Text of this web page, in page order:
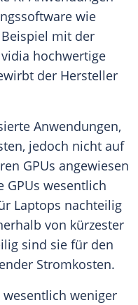
wie
mit der
hochwertige
der Hersteller
Anwendungen,
jedoch nicht auf
GPUs angewiesen
GPUs wesentlich
Laptops nachteilig
von kürzester
sind sie für den
Stromkosten.
weniger